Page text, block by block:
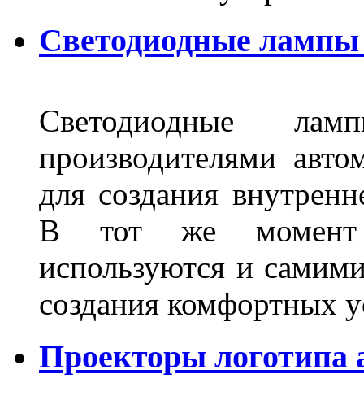
Светодиодные
Светодиодные
производителями
для создания
В тот же момент
используются и
создания комфортных
Проекторы логотипа